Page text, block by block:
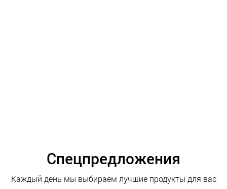
Спецпредложения
Каждый день мы выбираем лучшие продукты для вас